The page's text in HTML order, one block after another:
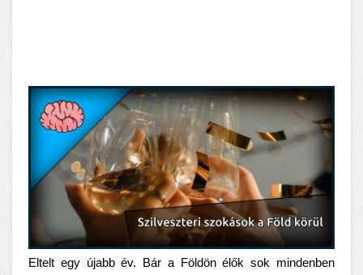
Eltelt egy újabb év. Bár a Földön élők sok mindenben